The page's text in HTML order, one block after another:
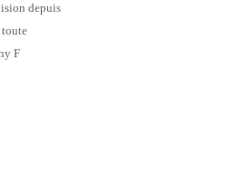
depuis
toute
F